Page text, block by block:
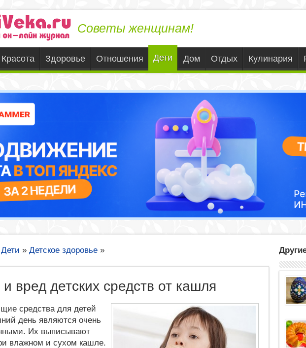
Советы женщинам!
Красота Здоровье Отношения Дети Дом Отдых Кулинария
Дети » Детское здоровье »
вред детских средств от кашля
средства для детей
день являются очень
Их выписывают
влажном и сухом кашле.